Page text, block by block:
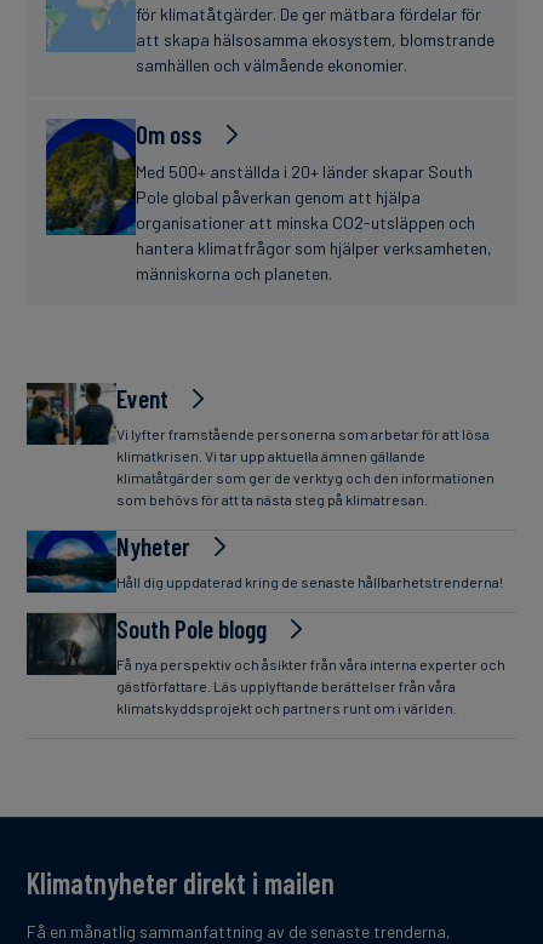
för klimatåtgärder. De ger mätbara fördelar för
att skapa hälsosamma ekosystem, blomstrande
samhällen och välmående ekonomier.
Om oss
Med 500+ anställda i 20+ länder skapar South
Pole global påverkan genom att hjälpa
organisationer att minska CO2-utsläppen och
hantera klimatfrågor som hjälper verksamheten,
människorna och planeten.
Event
Vi lyfter framstående personerna som arbetar för att lösa
klimatkrisen. Vi tar upp aktuella ämnen gällande
klimatåtgärder som ger de verktyg och den informationen
som behövs för att ta nästa steg på klimatresan.
Nyheter
Håll dig uppdaterad kring de senaste hållbarhetstrenderna!
South Pole blogg
Få nya perspektiv och åsikter från våra interna experter och
gästförfattare. Läs upplyftande berättelser från våra
klimatskyddsprojekt och partners runt om i världen.
Klimatnyheter direkt i mailen
Få en månatlig sammanfattning av de senaste trenderna,